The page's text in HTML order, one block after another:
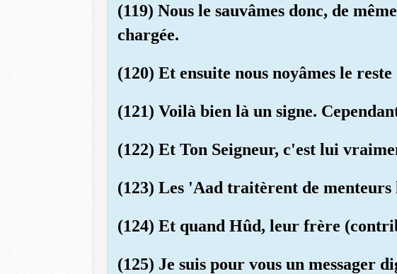
(119) Nous le sauvâmes donc, de
chargée.
(120) Et ensuite nous noyâmes le
(121) Voilà bien là un signe.
(122) Et Ton Seigneur, c'est lui
(123) Les 'Aad traitèrent de menteurs
(124) Et quand Hûd, leur frère
(125) Je suis pour vous un messager